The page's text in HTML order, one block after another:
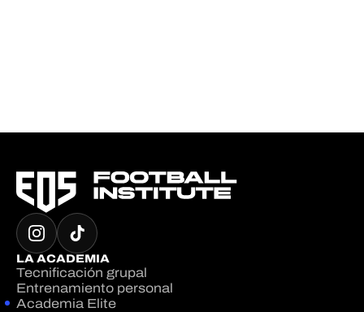
LA ACADEMIA
Tecnificación grupal
Entrenamiento personal
Academia Elite